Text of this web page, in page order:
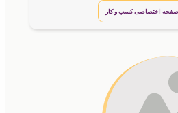
اختصاصی کسب و کار